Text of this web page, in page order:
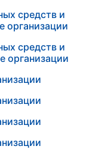
средств и
организации
средств и
организации